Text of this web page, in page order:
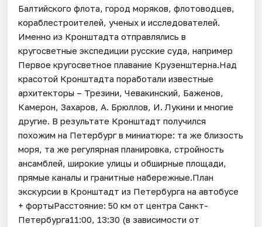
Балтийского флота, город моряков, флотоводцев,
кораблестроителей, ученых и исследователей.
Именно из Кронштадта отправлялись в
кругосветные экспедиции русские суда, например
Первое кругосветное плавание Крузенштерна.Над
красотой Кронштадта поработали известные
архитекторы – Трезини, Чевакинский, Баженов,
Камерон, Захаров, А. Брюллов, И. Лукини и многие
другие. В результате Кронштадт получился
похожим на Петербург в миниатюре: та же близость
моря, та же регулярная планировка, стройность
ансамблей, широкие улицы и обширные площади,
прямые каналы и гранитные набережные.План
экскурсии в Кронштадт из Петербурга на автобусе
+ фортыРасстояние: 50 км от центра Санкт-
Петербурга11:00, 13:30 (в зависимости от